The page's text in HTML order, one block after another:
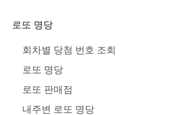
로또 명당
회차별 당첨 번호 조회
로또 명당
로또 판매점
내주변 로또 명당